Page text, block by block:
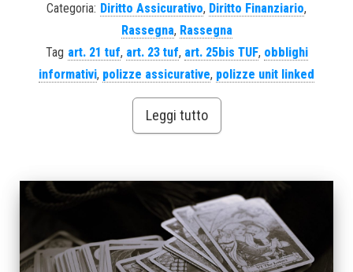
Categoria: Diritto Assicurativo, Diritto Finanziario,
Rassegna, Rassegna
Tag art. 21 tuf, art. 23 tuf, art. 25bis TUF, obblighi
informativi, polizze assicurative, polizze unit linked
Leggi tutto